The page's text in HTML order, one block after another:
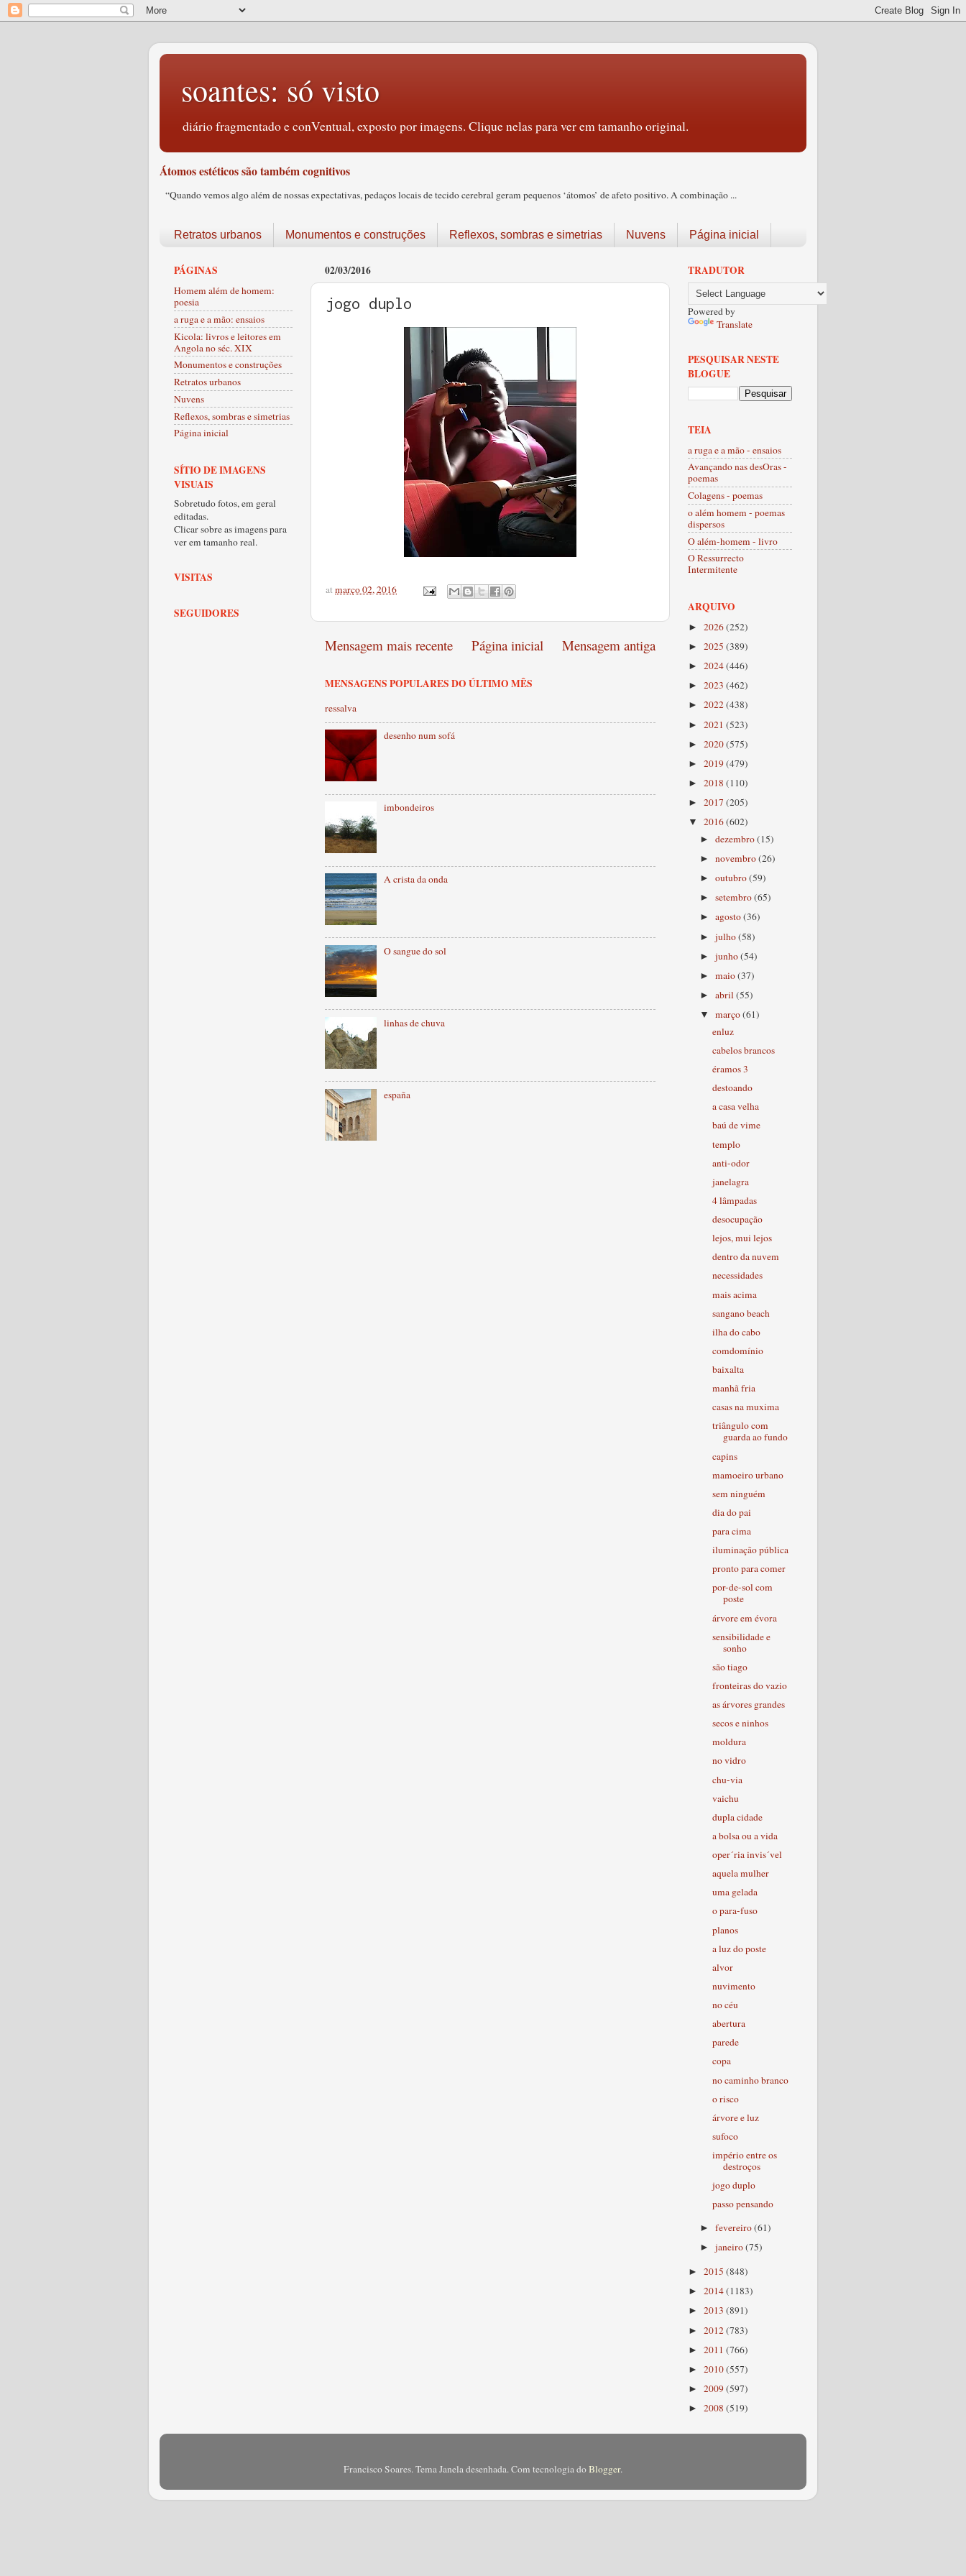
soantes: só visto
diário fragmentado e conVentual, exposto por imagens. Clique nelas para ver em tamanho original.
Átomos estéticos são também cognitivos
“Quando vemos algo além de nossas expectativas, pedaços locais de tecido cerebral geram pequenos ‘átomos’ de afeto positivo. A combinação ...
Retratos urbanos Monumentos e construções Reflexos, sombras e simetrias Nuvens Página inicial
02/03/2016
jogo duplo
atmarço 02, 2016
Mensagem mais recente Mensagem antiga
Página inicial
MENSAGENS POPULARES DO ÚLTIMO MÊS
ressalva
desenho num sofá
imbondeiros
A crista da onda
O sangue do sol
linhas de chuva
españa
PÁGINAS
Homem além de homem:
poesia
a ruga e a mão: ensaios
Kicola: livros e leitores em
Angola no séc. XIX
Monumentos e construções
Retratos urbanos
Nuvens
Reflexos, sombras e simetrias
Página inicial
SÍTIO DE IMAGENS
VISUAIS
Sobretudo fotos, em geral
editadas.
Clicar sobre as imagens para
ver em tamanho real.
VISITAS
SEGUIDORES
TRADUTOR
Powered by
Translate
PESQUISAR NESTE
BLOGUE
TEIA
a ruga e a mão - ensaios
Avançando nas desOras -
poemas
Colagens - poemas
o além homem - poemas
dispersos
O além-homem - livro
O Ressurrecto
Intermitente
ARQUIVO
► 2026(252)
► 2025 (389)
► 2024(446)
► 2023 (462)
► 2022(438)
► 2021 (523)
► 2020(575)
► 2019(479)
► 2018 (110)
► 2017 (205)
▼ 2016(602)
►dezembro(15)
►novembro(26)
►outubro(59)
►setembro(65)
►agosto(36)
►julho(58)
►junho(54)
►maio(37)
►abril(55)
▼março(61)
enluz
cabelos brancos
éramos 3
destoando
a casa velha
baú de vime
templo
anti-odor
janelagra
4 lâmpadas
desocupação
lejos, mui lejos
dentro da nuvem
necessidades
mais acima
sangano beach
ilha do cabo
comdomínio
baixalta
manhã fria
casas na muxima
triângulo com
guarda ao fundo
capins
mamoeiro urbano
sem ninguém
dia do pai
para cima
iluminação pública
pronto para comer
por-de-sol com
poste
árvore em évora
sensibilidade e
sonho
são tiago
fronteiras do vazio
as árvores grandes
secos e ninhos
moldura
no vidro
chu-via
vaichu
dupla cidade
a bolsa ou a vida
oper´ria invis´vel
aquela mulher
uma gelada
o para-fuso
planos
a luz do poste
alvor
nuvimento
no céu
abertura
parede
copa
no caminho branco
o risco
árvore e luz
sufoco
império entre os
destroços
jogo duplo
passo pensando
►fevereiro(61)
►janeiro(75)
► 2015 (848)
► 2014(1183)
► 2013 (891)
► 2012(783)
► 2011 (766)
► 2010(557)
► 2009(597)
► 2008 (519)
Francisco Soares. Tema Janela desenhada. Com tecnologia doBlogger.